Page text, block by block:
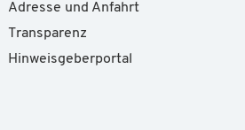
Adresse und Anfahrt
Transparenz
Hinweisgeberportal